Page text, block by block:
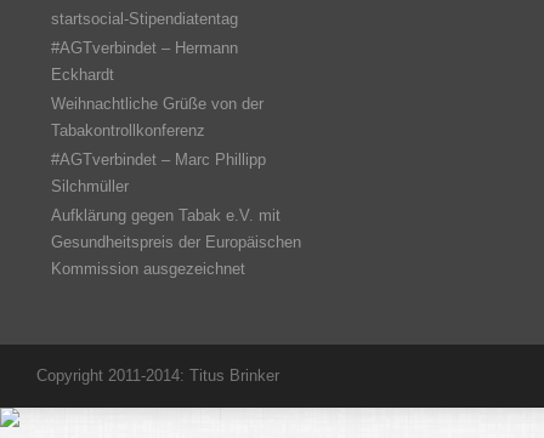
startsocial-Stipendiatentag
#AGTverbindet – Hermann
Eckhardt
Weihnachtliche Grüße von der
Tabakontrollkonferenz
#AGTverbindet – Marc Phillipp
Silchmüller
Aufklärung gegen Tabak e.V. mit
Gesundheitspreis der Europäischen
Kommission ausgezeichnet
Copyright 2011-2014: Titus Brinker